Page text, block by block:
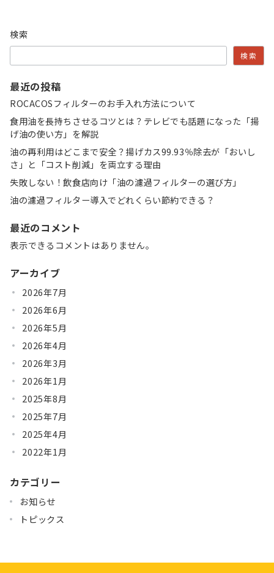
検索
検索
最近の投稿
ROCACOSフィルターのお手入れ方法について
食用油を長持ちさせるコツとは？テレビでも話題になった「揚
げ油の使い方」を解説
油の再利用はどこまで安全？揚げカス99.93％除去が「おいし
さ」と「コスト削減」を両立する理由
失敗しない！飲食店向け「油の濾過フィルターの選び方」
油の濾過フィルター導入でどれくらい節約できる？
最近のコメント
表示できるコメントはありません。
アーカイブ
2026年7月
2026年6月
2026年5月
2026年4月
2026年3月
2026年1月
2025年8月
2025年7月
2025年4月
2022年1月
カテゴリー
お知らせ
トピックス